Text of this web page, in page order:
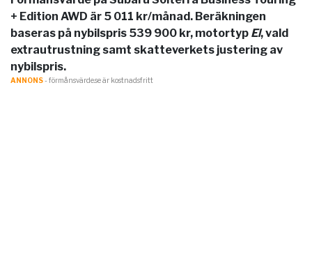
+ Edition AWD är 5 011 kr/månad. Beräkningen
baseras på nybilspris 539 900 kr, motortyp El, vald
extrautrustning samt skatteverkets justering av
nybilspris.
ANNONS- förmånsvärde.se är kostnadsfritt